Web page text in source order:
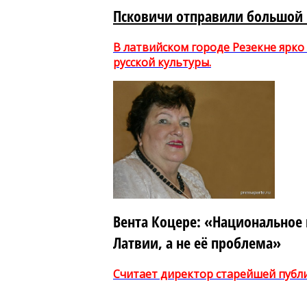
Псковичи отправили большой
В латвийском городе Резекне
русской культуры.
Вента Коцере: «Национальное
Латвии, а не её проблема»
Считает директор старейшей